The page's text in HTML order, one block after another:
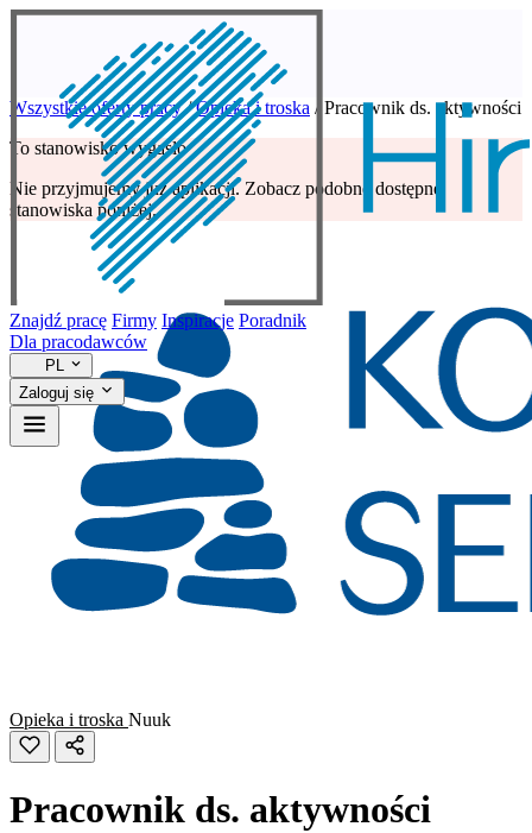
Znajdź pracę Firmy Inspiracje Poradnik
Dla pracodawców
PL
Zaloguj się
Wszystkie oferty pracy / Opieka i troska / Pracownik ds. aktywności
To stanowisko wygasło
Nie przyjmujemy już aplikacji. Zobacz podobne dostępne
stanowiska poniżej.
Opieka i troska Nuuk
Pracownik ds. aktywności